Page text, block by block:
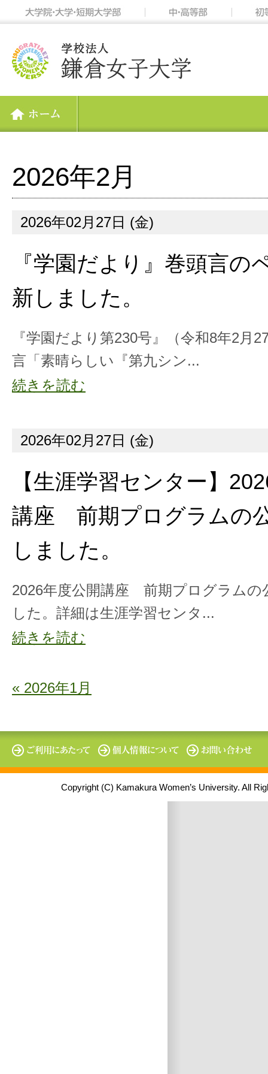
2026年2月
2026年02月27日 (金)
『学園だより』巻頭言の
新しました。
『学園だより第230号』（令和8年2月
言「素晴らしい『第九シン...
続きを読む
2026年02月27日 (金)
【生涯学習センター】
講座 前期プログラムの
しました。
2026年度公開講座 前期プログラムの
した。詳細は生涯学習センタ...
続きを読む
« 2026年1月
Copyright (C) Kamakura Women’s University. All